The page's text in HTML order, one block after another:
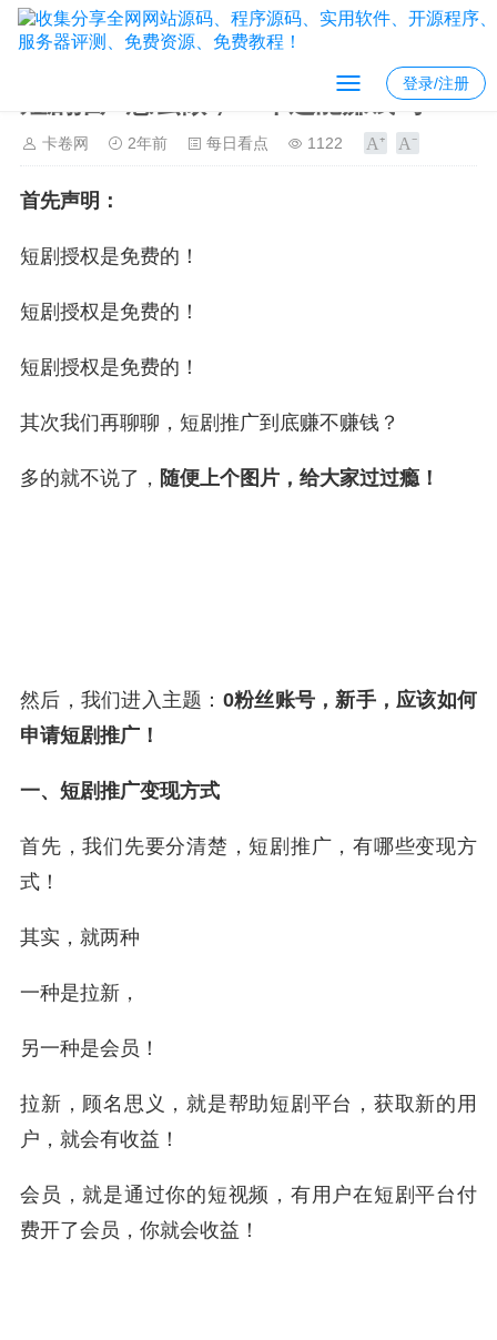
登录/注册
短剧推广怎么做，24年还能赚钱吗？
卡卷网 2年前 每日看点 1122
首先声明：
短剧授权是免费的！
短剧授权是免费的！
短剧授权是免费的！
其次我们再聊聊，短剧推广到底赚不赚钱？
多的就不说了， 随便上个图片，给大家过过瘾！
然后，我们进入主题： 0粉丝账号，新手，应该如何
申请短剧推广！
一、短剧推广变现方式
首先，我们先要分清楚，短剧推广，有哪些变现方
式！
其实，就两种
一种是拉新，
另一种是会员！
拉新，顾名思义，就是帮助短剧平台，获取新的用
户，就会有收益！
会员，就是通过你的短视频，有用户在短剧平台付
费开了会员，你就会收益！